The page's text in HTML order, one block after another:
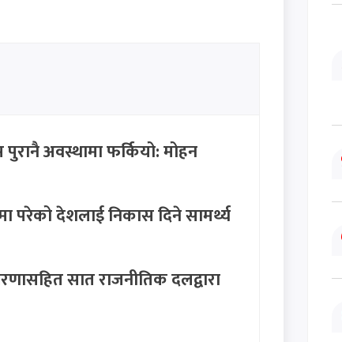
अवस्थामा फर्कियो: मोहन
देशलाई निकास दिने सामर्थ्य
सात राजनीतिक दलद्वारा